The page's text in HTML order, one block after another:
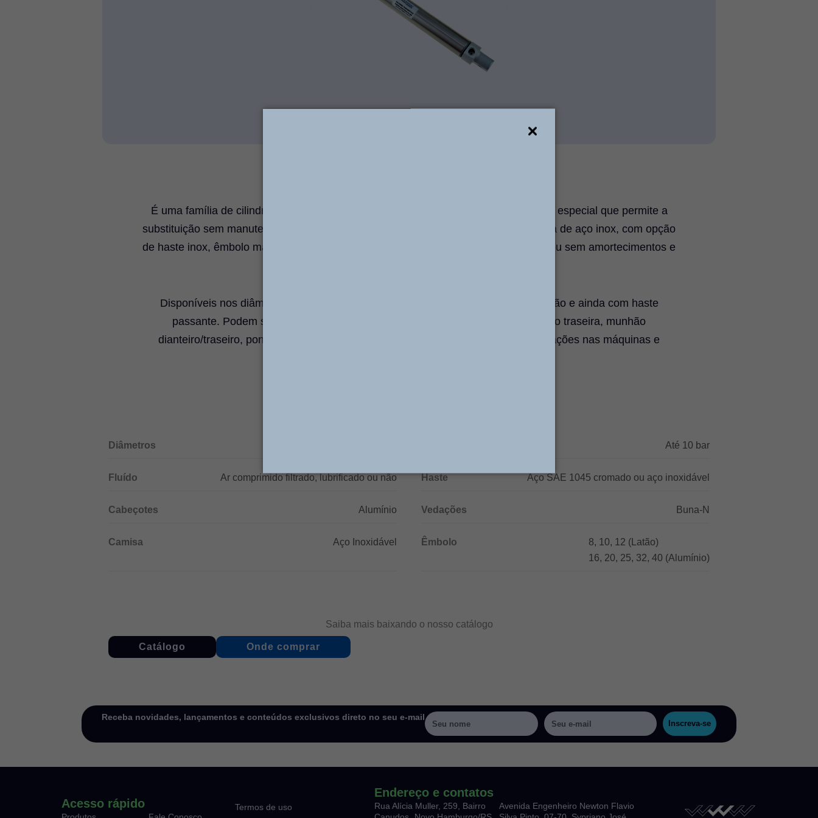
É uma família de cilindros normalizados ISO, com diâmetros reduzidos, construção especial que permite a
substituição sem manutenção. Construídos com os cabeçotes recravados em camisa de aço inox, com opção
de haste inox, êmbolo magnético (permitindo utilização de Sensor Magnético), com ou sem amortecimentos e
Disponíveis nos diâmetros de 8 mm a 40 mm, versões de simples ação, dupla ação e ainda com haste
passante. Podem ser equipados com acessórios: flange, cantoneira, articulação traseira, munhão
dianteiro/traseiro, ponteiras garfo e rotular; que permitem as mais diversas adaptações nas máquinas e
Diâmetros Até 10 bar
Fluído Ar comprimido filtrado, lubrificado ou não Haste Aço SAE 1045 cromado ou aço inoxidável
Cabeçotes Alumínio Vedações Buna-N
Camisa Aço Inoxidável Êmbolo
8, 10, 12 (Latão)
16, 20, 25, 32, 40 (Alumínio)
Saiba mais baixando o nosso catálogo
Catálogo Onde comprar
Receba novidades, lançamentos e conteúdos exclusivos direto no seu e-mail
Inscreva-se
Acesso rápido Termos de uso
Endereço e contatos
Rua Alícia Muller, 259, Bairro
Avenida Engenheiro Newton Flavio